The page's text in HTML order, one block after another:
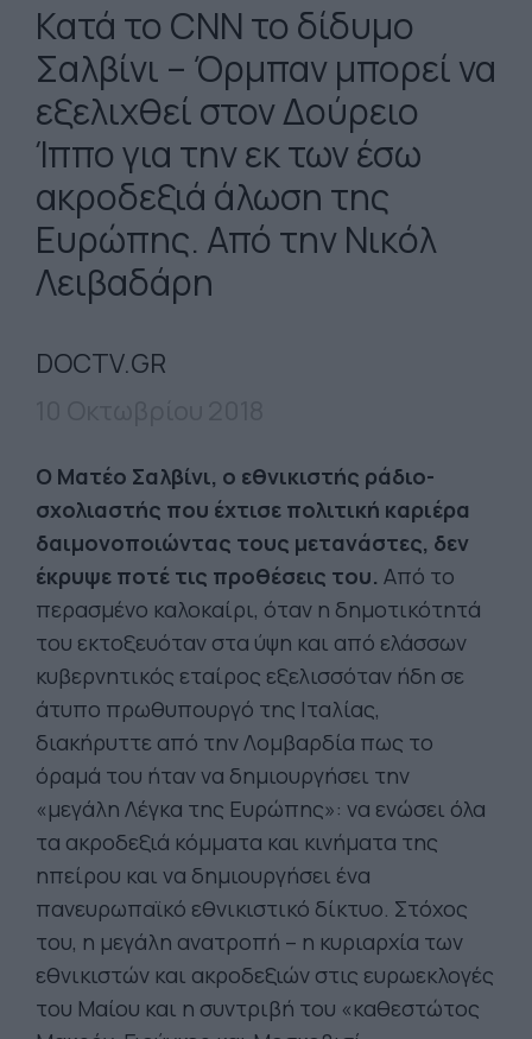
Κατά το CNN το δίδυμο
Σαλβίνι – Όρμπαν μπορεί να
εξελιχθεί στον Δούρειο
Ίππο για την εκ των έσω
ακροδεξιά άλωση της
Ευρώπης. Από την Νικόλ
Λειβαδάρη
DOCTV.GR
Ο Ματέο Σαλβίνι, ο εθνικιστής ράδιο-
σχολιαστής που έχτισε πολιτική καριέρα
δαιμονοποιώντας τους μετανάστες, δεν
έκρυψε ποτέ τις προθέσεις του. Από το
περασμένο καλοκαίρι, όταν η δημοτικότητά
του εκτοξευόταν στα ύψη και από ελάσσων
κυβερνητικός εταίρος εξελισσόταν ήδη σε
άτυπο πρωθυπουργό της Ιταλίας,
διακήρυττε από την Λομβαρδία πως το
όραμά του ήταν να δημιουργήσει την
«μεγάλη Λέγκα της Ευρώπης»: να ενώσει όλα
τα ακροδεξιά κόμματα και κινήματα της
ηπείρου και να δημιουργήσει ένα
πανευρωπαϊκό εθνικιστικό δίκτυο. Στόχος
του, η μεγάλη ανατροπή – η κυριαρχία των
εθνικιστών και ακροδεξιών στις ευρωεκλογές
του Μαίου και η συντριβή του «καθεστώτος